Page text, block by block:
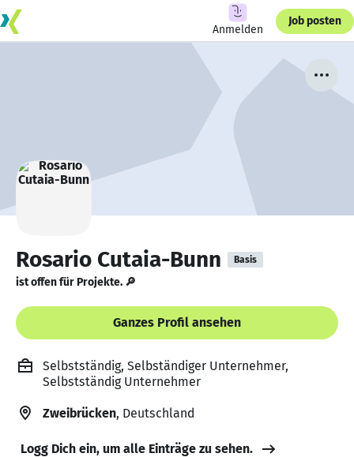
Anmelden
Job posten
Rosario Cutaia-Bunn Basis
ist offen für Projekte. 🔎
Ganzes Profil ansehen
Selbstständig, Selbständiger Unternehmer,
Selbstständig Unternehmer
Zweibrücken, Deutschland
Logg Dich ein, um alle Einträge zu sehen.